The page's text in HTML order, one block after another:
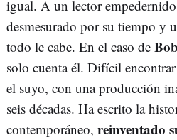
igual. A un lector
desmesurado por su tiempo y
todo le cabe. En el caso de
solo cuenta él. Difícil
el suyo, con una producción
seis décadas. Ha escrito la
contemporáneo, reinventado